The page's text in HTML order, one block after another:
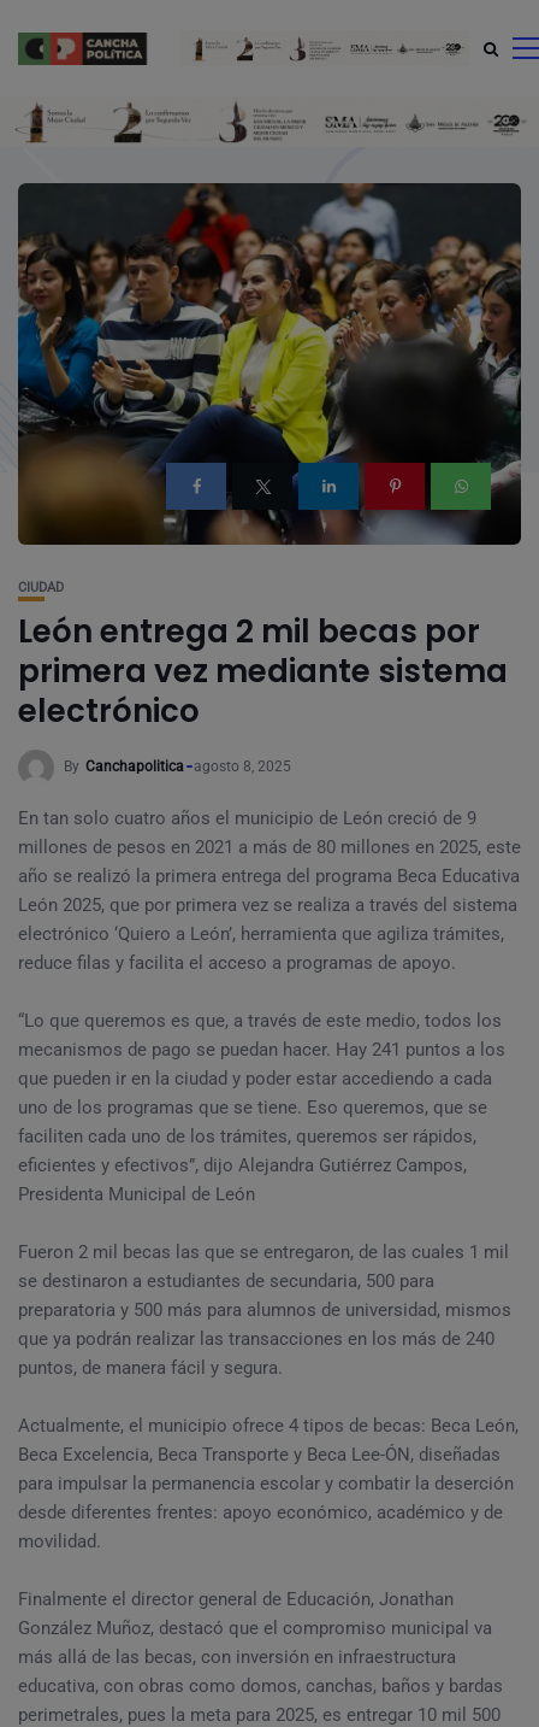
CIUDAD
León entrega 2 mil becas por
primera vez mediante sistema
electrónico
By Canchapolitica agosto 8, 2025
En tan solo cuatro años el municipio de León creció de 9
millones de pesos en 2021 a más de 80 millones en 2025, este
año se realizó la primera entrega del programa Beca Educativa
León 2025, que por primera vez se realiza a través del sistema
electrónico ‘Quiero a León’, herramienta que agiliza trámites,
reduce filas y facilita el acceso a programas de apoyo.
“Lo que queremos es que, a través de este medio, todos los
mecanismos de pago se puedan hacer. Hay 241 puntos a los
que pueden ir en la ciudad y poder estar accediendo a cada
uno de los programas que se tiene. Eso queremos, que se
faciliten cada uno de los trámites, queremos ser rápidos,
eficientes y efectivos”, dijo Alejandra Gutiérrez Campos,
Presidenta Municipal de León
Fueron 2 mil becas las que se entregaron, de las cuales 1 mil
se destinaron a estudiantes de secundaria, 500 para
preparatoria y 500 más para alumnos de universidad, mismos
que ya podrán realizar las transacciones en los más de 240
puntos, de manera fácil y segura.
Actualmente, el municipio ofrece 4 tipos de becas: Beca León,
Beca Excelencia, Beca Transporte y Beca Lee-ÓN, diseñadas
para impulsar la permanencia escolar y combatir la deserción
desde diferentes frentes: apoyo económico, académico y de
movilidad.
Finalmente el director general de Educación, Jonathan
González Muñoz, destacó que el compromiso municipal va
más allá de las becas, con inversión en infraestructura
educativa, con obras como domos, canchas, baños y bardas
perimetrales, pues la meta para 2025, es entregar 10 mil 500